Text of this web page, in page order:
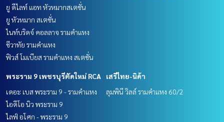
ยู ดีไลท์ แอท หัวหมากสเตชั่น
ยู หัวหมาก สเตชั่น
ไนท์บริดจ์ คอลลาจ รามคำแหง
ชีวาทัย รามคำแหง
ฟิวส์ โมเบียส รามคำแหง สเตชั่น
พระราม 9 เพชรบุรีตัดใหม่ RCA
เดอะ เบส พระราม 9 - รามคำแหง
ไอดีโอ นิว พระราม 9
ไลฟ์ อโศก - พระราม 9
เสรีไทย-นิด้า
ลุมพินี วิลล์ รามคำแหง 60/2